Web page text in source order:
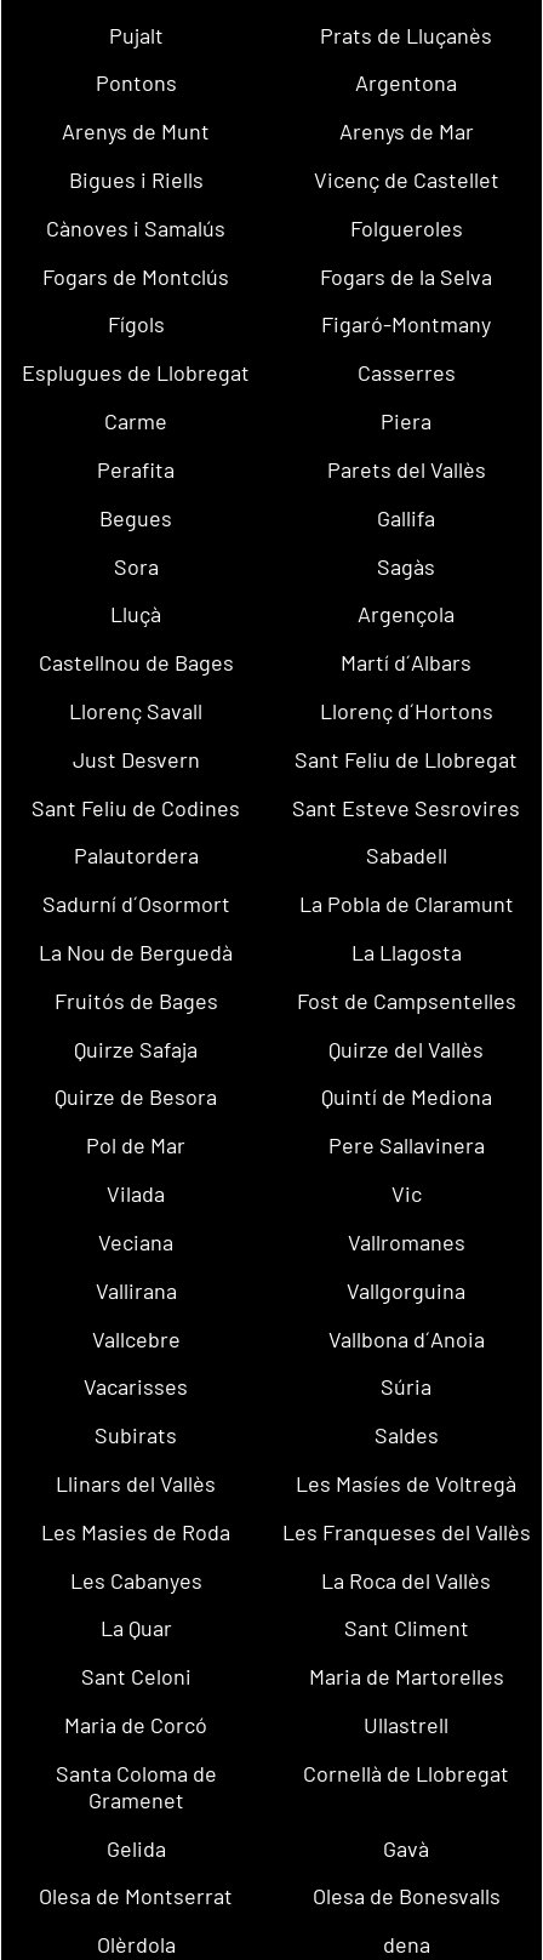
Pujalt
Prats de Lluçanès
Pontons
Argentona
Arenys de Munt
Arenys de Mar
Bigues i Riells
Vicenç de Castellet
Cànoves i Samalús
Folgueroles
Fogars de Montclús
Fogars de la Selva
Fígols
Figaró-Montmany
Esplugues de Llobregat
Casserres
Carme
Piera
Perafita
Parets del Vallès
Begues
Gallifa
Sora
Sagàs
Lluçà
Argençola
Castellnou de Bages
Martí d´Albars
Llorenç Savall
Llorenç d´Hortons
Just Desvern
Sant Feliu de Llobregat
Sant Feliu de Codines
Sant Esteve Sesrovires
Palautordera
Sabadell
Sadurní d´Osormort
La Pobla de Claramunt
La Nou de Berguedà
La Llagosta
Fruitós de Bages
Fost de Campsentelles
Quirze Safaja
Quirze del Vallès
Quirze de Besora
Quintí de Mediona
Pol de Mar
Pere Sallavinera
Vilada
Vic
Veciana
Vallromanes
Vallirana
Vallgorguina
Vallcebre
Vallbona d´Anoia
Vacarisses
Súria
Subirats
Saldes
Llinars del Vallès
Les Masíes de Voltregà
Les Masies de Roda
Les Franqueses del Vallès
Les Cabanyes
La Roca del Vallès
La Quar
Sant Climent
Sant Celoni
Maria de Martorelles
Maria de Corcó
Ullastrell
Santa Coloma de
Gramenet
Cornellà de Llobregat
Gelida
Gavà
Olesa de Montserrat
Olesa de Bonesvalls
Olèrdola
dena